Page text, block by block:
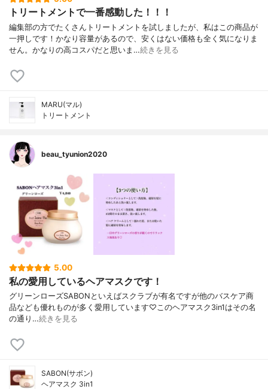
トリートメントで一番感動した！！！
編集部の方でたくさんトリートメントを試しましたが、私はこの商品が
一押しです！かなり容量があるので、安くはない価格も全く気になりま
せん。かなりの高コスパだと思いま…続きを見る
MARU(マル)
トリートメント
beau_tyunion2020
5.00
私の愛用しているヘアマスクです！
グリーンローズSABONといえばスクラブが有名ですが他のバスケア商
品なども優れものが多く愛用しています♡このヘアマスク3in1はその名
の通り…続きを見る
SABON(サボン)
ヘアマスク 3in1